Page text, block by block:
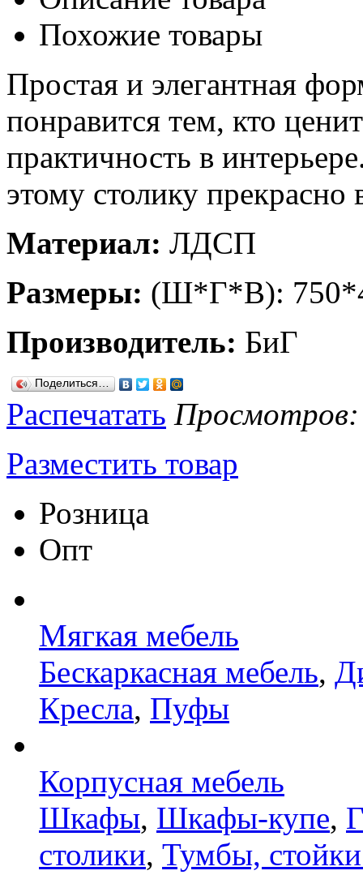
Похожие товары
Простая и элегантная
понравится тем, кто
практичность в
этому столику
Материал: ЛДСП
Размеры: (Ш*Г*В):
Производитель: БиГ
Поделиться…
Распечатать Просмотров:
Разместить товар
Розница
Опт
Мягкая мебель
Бескаркасная мебель,
Кресла, Пуфы
Корпусная мебель
Шкафы, Шкафы-купе,
столики, Тумбы,